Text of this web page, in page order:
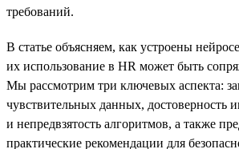
требований.
В статье объясняем, как устроены
их использование в HR может быть
Мы рассмотрим три ключевых аспекта:
чувствительных данных, достоверность
и непредвзятость алгоритмов, а также
практические рекомендации для